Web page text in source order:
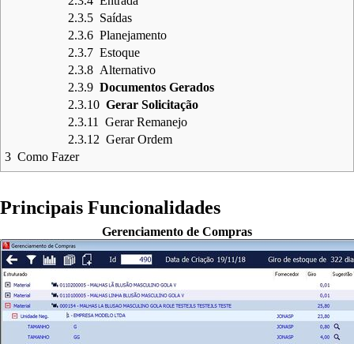
2.3.5 Saídas
2.3.6 Planejamento
2.3.7 Estoque
2.3.8 Alternativo
2.3.9 Documentos Gerados
2.3.10 Gerar Solicitação
2.3.11
Gerar Remanejo
2.3.12 Gerar Ordem
3 Como Fazer
Principais Funcionalidades
Gerenciamento de Compras